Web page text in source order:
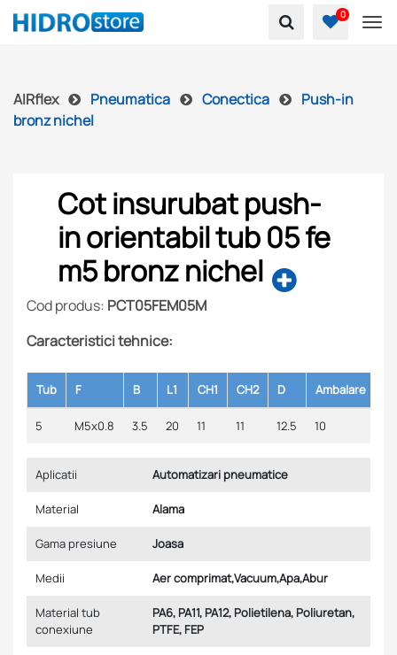
0
AIRflex Pneumatica Conectica
Push-in
bronz nichel
Cot insurubat push-
in orientabil tub 05 fe
m5 bronz nichel
Cod produs: PCT05FEM05M
Caracteristici tehnice:
Tub F B L1 CH1 CH2 D Ambalare
5 M5x0.8 3.5 20 11 11 12.5 10
Aplicatii Automatizari pneumatice
Material Alama
Gama presiune Joasa
Medii Aer comprimat,Vacuum,Apa,Abur
Material tub
conexiune
PA6, PA11, PA12, Polietilena, Poliuretan,
PTFE, FEP